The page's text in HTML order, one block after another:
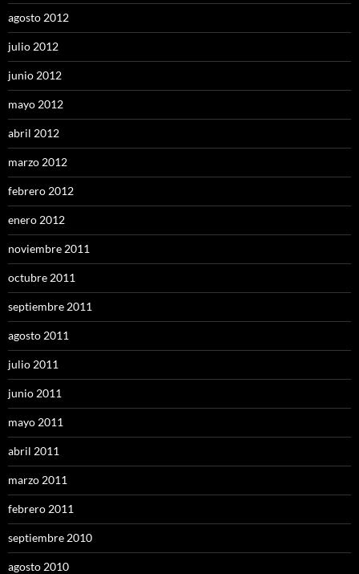
agosto 2012
julio 2012
junio 2012
mayo 2012
abril 2012
marzo 2012
febrero 2012
enero 2012
noviembre 2011
octubre 2011
septiembre 2011
agosto 2011
julio 2011
junio 2011
mayo 2011
abril 2011
marzo 2011
febrero 2011
septiembre 2010
agosto 2010